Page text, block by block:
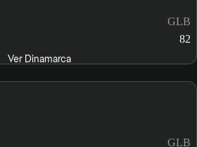
GLB
82
Ver Dinamarca
GLB